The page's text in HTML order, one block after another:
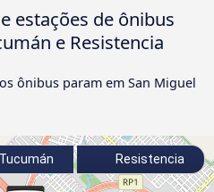
estações de ônibus
e Resistencia
ônibus param em San Miguel
Resistencia